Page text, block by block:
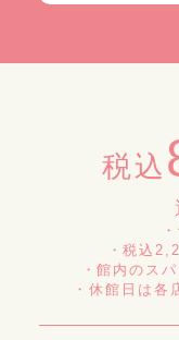
税込
・税込
・館内のス
・休館日は各